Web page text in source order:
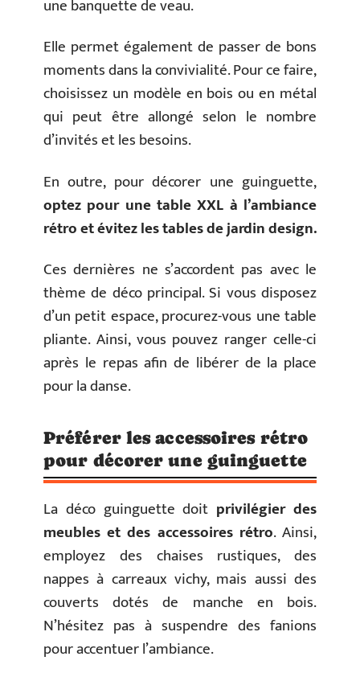
une banquette de veau.
Elle permet également de passer de bons
moments dans la convivialité. Pour ce faire,
choisissez un modèle en bois ou en métal
qui peut être allongé selon le nombre
d’invités et les besoins.
En outre, pour décorer une guinguette,
optez pour une table XXL à l’ambiance
rétro et évitez les tables de jardin design.
Ces dernières ne s’accordent pas avec le
thème de déco principal. Si vous disposez
d’un petit espace, procurez-vous une table
pliante. Ainsi, vous pouvez ranger celle-ci
après le repas afin de libérer de la place
pour la danse.
Préférer les accessoires rétro
pour décorer une guinguette
La déco guinguette doit privilégier des
meubles et des accessoires rétro. Ainsi,
employez des chaises rustiques, des
nappes à carreaux vichy, mais aussi des
couverts dotés de manche en bois.
N’hésitez pas à suspendre des fanions
pour accentuer l’ambiance.